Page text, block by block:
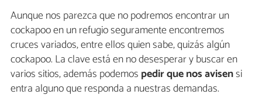
Aunque nos parezca que no podremos encontrar un
cockapoo en un refugio seguramente encontremos
cruces variados, entre ellos quien sabe, quizás algún
cockapoo. La clave está en no desesperar y buscar en
varios sitios, además podemos pedir que nos avisensi
entra alguno que responda a nuestras demandas.